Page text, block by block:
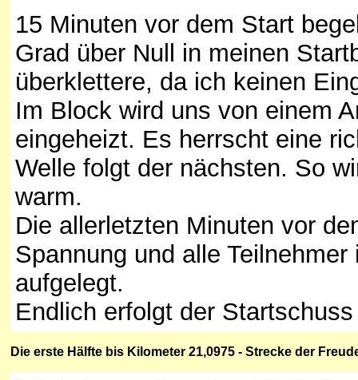
15 Minuten vor dem Start
Grad über Null in meinen
überklettere, da ich keinen
Im Block wird uns von einem
eingeheizt. Es herrscht eine
Welle folgt der nächsten. So
warm.
Die allerletzten Minuten vor
Spannung und alle
aufgelegt.
Endlich erfolgt der
Die erste Hälfte bis Kilometer 21,0975 - Strecke der